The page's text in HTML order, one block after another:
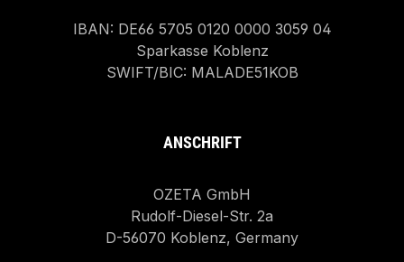
IBAN: DE66 5705 0120 0000 3059 04
Sparkasse Koblenz
SWIFT/BIC: MALADE51KOB
ANSCHRIFT
OZETA GmbH
Rudolf-Diesel-Str. 2a
D-56070 Koblenz, Germany